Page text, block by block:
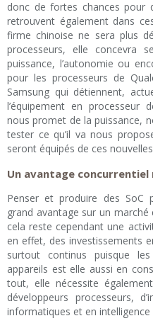
donc de fortes chances pour
retrouvent également dans
firme chinoise ne sera plus
processeurs, elle concevra
puissance, l’autonomie ou
pour les processeurs de
Samsung qui détiennent,
l’équipement en processeur
nous promet de la puissance,
tester ce qu’il va nous
seront équipés de ces
Un avantage concurrentiel
Penser et produire des SoC
grand avantage sur un
cela reste cependant une
en effet, des investissements
surtout continus puisque
appareils est elle aussi en
tout, elle nécessite
développeurs processeurs,
informatiques et en intelligence